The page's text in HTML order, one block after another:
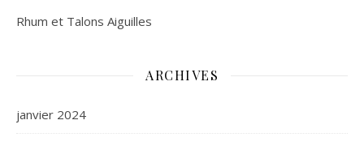
Rhum et Talons Aiguilles
ARCHIVES
janvier 2024